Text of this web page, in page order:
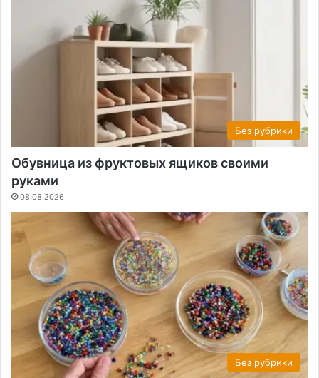
Без рубрики
Обувница из фруктовых ящиков своими
руками
08.08.2026
Без рубрики